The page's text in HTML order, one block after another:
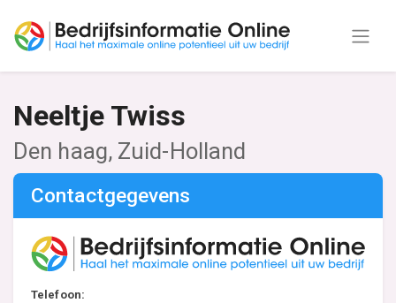
Neeltje Twiss
Den haag, Zuid-Holland
Contactgegevens
Telefoon: